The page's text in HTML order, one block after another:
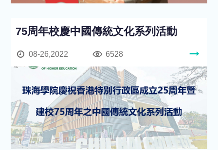
75周年校慶中國傳統文化系列活動
08-26,2022 6528